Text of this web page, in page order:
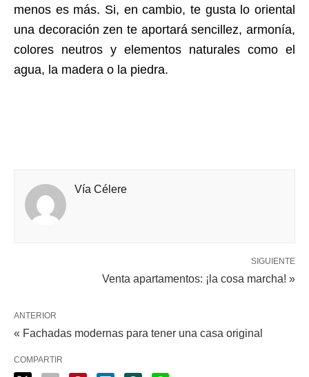
menos es más. Si, en cambio, te gusta lo oriental
una decoración zen te aportará sencillez, armonía,
colores neutros y elementos naturales como el
agua, la madera o la piedra.
Vía Célere
SIGUIENTE
Venta apartamentos: ¡la cosa marcha! »
ANTERIOR
« Fachadas modernas para tener una casa original
COMPARTIR